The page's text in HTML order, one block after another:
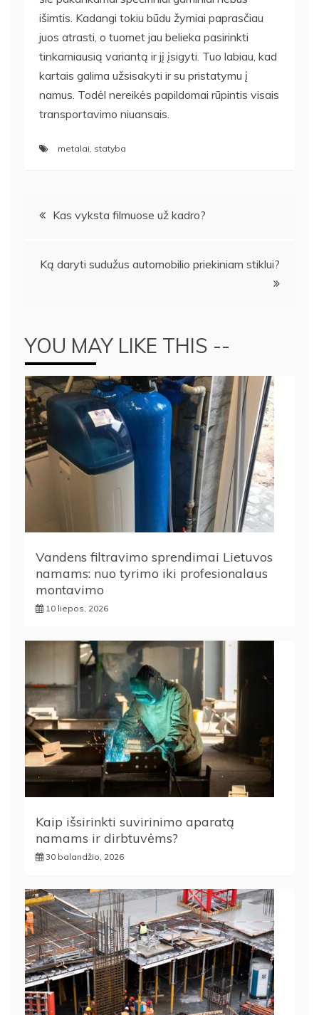
išimtis. Kadangi tokiu būdu žymiai paprasčiau
juos atrasti, o tuomet jau belieka pasirinkti
tinkamiausią variantą ir jį įsigyti. Tuo labiau, kad
kartais galima užsisakyti ir su pristatymu į
namus. Todėl nereikės papildomai rūpintis visais
transportavimo niuansais.
metalai, statyba
Navigacija
Kas vyksta filmuose už kadro?
Ką daryti sudužus automobilio priekiniam stiklui?
YOU MAY LIKE THIS --
Vandens filtravimo sprendimai Lietuvos
namams: nuo tyrimo iki profesionalaus
montavimo
10 liepos, 2026
Kaip išsirinkti suvirinimo aparatą
namams ir dirbtuvėms?
30 balandžio, 2026